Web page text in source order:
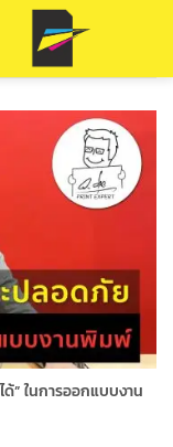
” ในการออกแบบงาน